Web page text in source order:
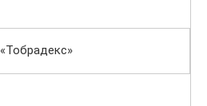
«Тобрадекс»